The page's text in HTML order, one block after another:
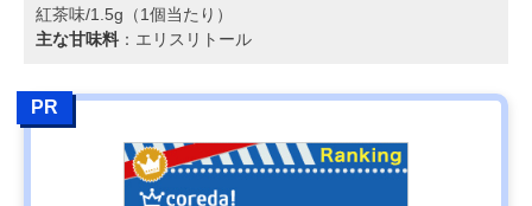
紅茶味/1.5g（1個当たり）
主な甘味料 ：エリスリトール
PR